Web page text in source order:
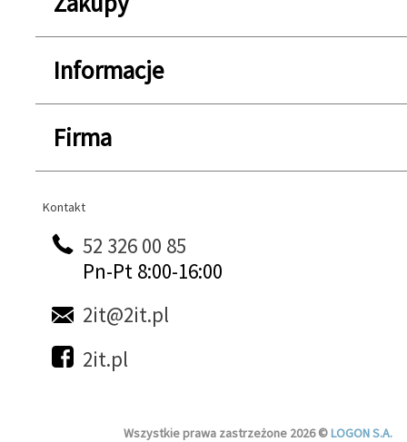
Informacje
Firma
Kontakt
Kontakt
52 326 00 85
Pn-Pt 8:00-16:00
2it@2it.pl
2it.pl
Wszystkie prawa zastrzeżone 2026 ©LOGON S.A.